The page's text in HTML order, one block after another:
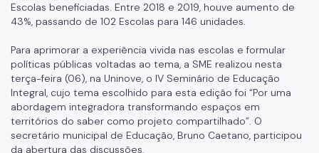
Escolas beneficiadas. Entre 2018 e 2019, houve aumento de
43%, passando de 102 Escolas para 146 unidades.
Para aprimorar a experiência vivida nas escolas e formular
políticas públicas voltadas ao tema, a SME realizou nesta
terça-feira (06), na Uninove, o IV Seminário de Educação
Integral, cujo tema escolhido para esta edição foi “Por uma
abordagem integradora transformando espaços em
territórios do saber como projeto compartilhado”. O
secretário municipal de Educação, Bruno Caetano, participou
da abertura das discussões.